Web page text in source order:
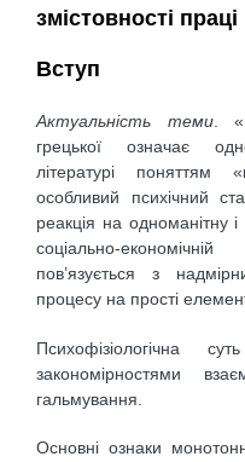
змістовності праці
Вступ
Актуальність теми.
грецької означає
літературі поняттям
особливий психічний
реакція на одноманітну
соціально-
пов’язується з
процесу на прості
Психофізіологічна
закономірностями
гальмування.
Основні ознаки